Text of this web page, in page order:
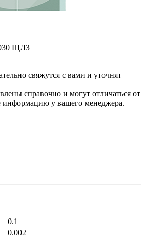
ЩЛЗ
свяжутся с вами и уточнят
справочно и могут отличаться от
информацию у вашего менеджера.
0.1
0.002